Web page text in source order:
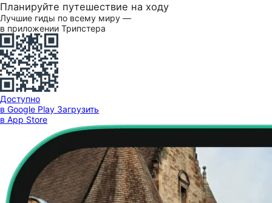
Планируйте путешествие на ходу
Лучшие гиды по всему миру —
в приложении Трипстера
Доступно
в Google Play Загрузить
в App Store